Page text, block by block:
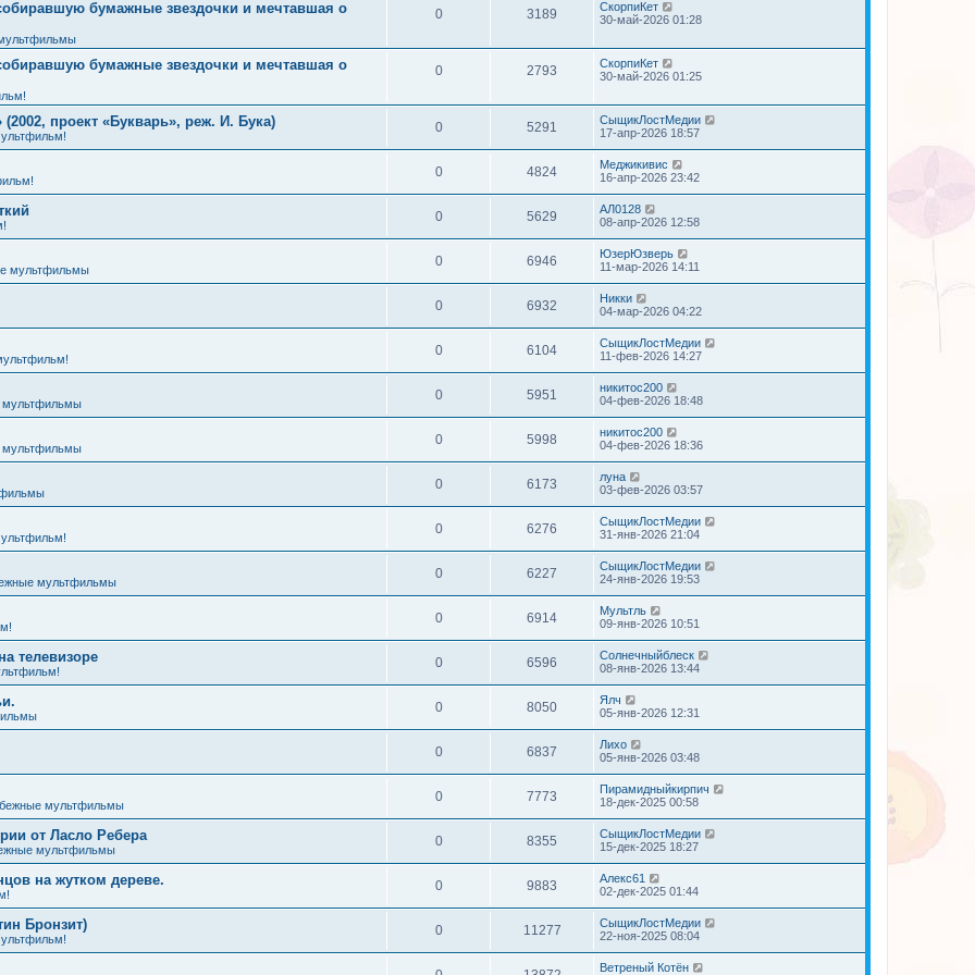
бумажные звездочки и мечтавшая о 0 3189
СкорпиКет
30-май-2026 01:28
бумажные звездочки и мечтавшая о 0 2793
СкорпиКет
30-май-2026 01:25
проект «Букварь», реж. И. Бука) 0 5291
СыщикЛостМедии
17-апр-2026 18:57
0 4824
Меджикивис
16-апр-2026 23:42
0 5629
АЛ0128
08-апр-2026 12:58
мультфильмы
0 6946
ЮзерЮзверь
11-мар-2026 14:11
0 6932
Никки
04-мар-2026 04:22
0 6104
СыщикЛостМедии
11-фев-2026 14:27
мультфильмы
0 5951
никитос200
04-фев-2026 18:48
мультфильмы
0 5998
никитос200
04-фев-2026 18:36
0 6173
луна
03-фев-2026 03:57
0 6276
СыщикЛостМедии
31-янв-2026 21:04
мультфильмы
0 6227
СыщикЛостМедии
24-янв-2026 19:53
0 6914
Мультль
09-янв-2026 10:51
телевизоре 0 6596
Солнечныйблеск
08-янв-2026 13:44
0 8050
Ялч
05-янв-2026 12:31
0 6837
Лихо
05-янв-2026 03:48
мультфильмы
0 7773
Пирамидныйкирпич
18-дек-2025 00:58
от Ласло Ребера
мультфильмы
0 8355
СыщикЛостМедии
15-дек-2025 18:27
на жутком дереве. 0 9883
Алекс61
02-дек-2025 01:44
Бронзит) 0 11277
СыщикЛостМедии
22-ноя-2025 08:04
Ветреный Котён